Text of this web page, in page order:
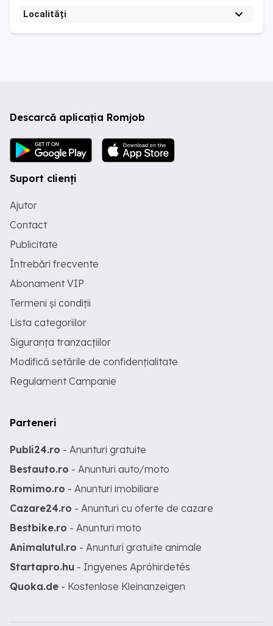
Localități
Descarcă aplicația Romjob
Suport clienți
Ajutor
Contact
Publicitate
Întrebări frecvente
Abonament VIP
Termeni și condiții
Lista categoriilor
Siguranța tranzacțiilor
Modifică setările de confidențialitate
Regulament Campanie
Parteneri
Publi24.ro - Anunturi gratuite
Bestauto.ro - Anunturi auto/moto
Romimo.ro - Anunturi imobiliare
Cazare24.ro - Anunturi cu oferte de cazare
Bestbike.ro - Anunturi moto
Animalutul.ro - Anunturi gratuite animale
Startapro.hu - Ingyenes Apróhirdetés
Quoka.de - Kostenlose Kleinanzeigen